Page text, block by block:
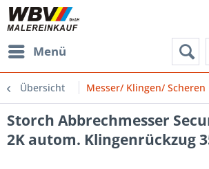
Menü
Übersicht Messer/ Klingen/ Scheren
Storch Abbrechmesser
2K autom. Klingenrückzug